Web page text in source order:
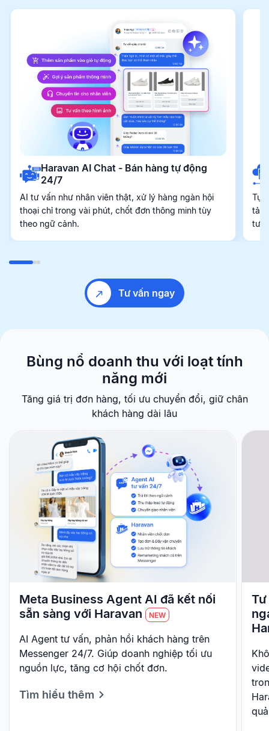
Haravan AI Chat - Bán hàng tự động
24/7
AI tư vấn như nhân viên thật, xử lý hàng ngàn hội
thoại chỉ trong vài phút, chốt đơn thông minh tùy
theo ngữ cảnh.
Tự
Tư vấn ngay
Bùng nổ doanh thu với loạt tính
năng mới
Tăng giá trị đơn hàng, tối ưu chuyển đổi, giữ chân
khách hàng dài lâu
Meta Business Agent AI đã kết nối
sẵn sàng với Haravan
NEW
AI Agent tư vấn, phản hồi khách hàng trên
Messenger 24/7. Giúp doanh nghiệp tối ưu
nguồn lực, tăng cơ hội chốt đơn.
Tìm hiểu thêm